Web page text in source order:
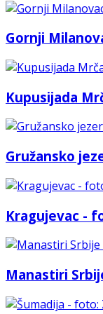
Gornji
Kupusijada
Gružansko
Kragujevac -
Manastiri